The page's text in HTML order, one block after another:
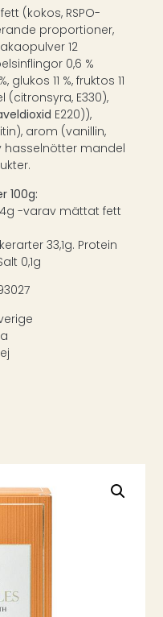
(kokos, RSPO-
proportioner,
12
0,6 %
11 %, fruktos 11
(citronsyra, E330),
E220)),
arom (vanillin,
hasselnötter mandel
100g:
-varav mättat fett
33,1g. Protein
0,1g